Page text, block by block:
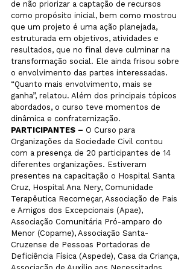
de não priorizar a captação de recursos
como propósito inicial, bem como mostrou
que um projeto é uma ação planejada,
estruturada em objetivos, atividades e
resultados, que no final deve culminar na
transformação social. Ele ainda frisou sobre
o envolvimento das partes interessadas.
“Quanto mais envolvimento, mais se
ganha”, relatou. Além dos principais tópicos
abordados, o curso teve momentos de
dinâmica e confraternização.
PARTICIPANTES – O Curso para
Organizações da Sociedade Civil contou
com a presença de 20 participantes de 14
diferentes organizações. Estiveram
presentes na capacitação o Hospital Santa
Cruz, Hospital Ana Nery, Comunidade
Terapêutica Recomeçar, Associação de Pais
e Amigos dos Excepcionais (Apae),
Associação Comunitária Pró-amparo do
Menor (Copame), Associação Santa-
Cruzense de Pessoas Portadoras de
Deficiência Física (Aspede), Casa da Criança,